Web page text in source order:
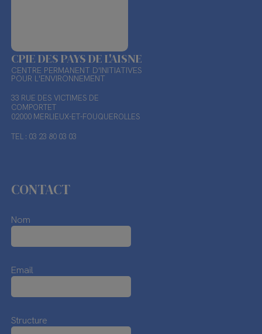
CPIE DES PAYS DE L'AISNE
CENTRE PERMANENT D'INITIATIVES
POUR L'ENVIRONNEMENT
33 RUE DES VICTIMES DE
COMPORTET
02000 MERLIEUX-ET-FOUQUEROLLES
TEL : 03 23 80 03 03
CONTACT
Nom
Email
Structure